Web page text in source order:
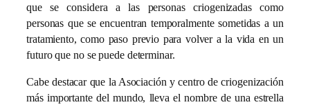
que se considera a las personas criogenizadas como
personas que se encuentran temporalmente sometidas a un
tratamiento, como paso previo para volver a la vida en un
futuro que no se puede determinar.
Cabe destacar que la Asociación y centro de criogenización
más importante del mundo, lleva el nombre de una estrella